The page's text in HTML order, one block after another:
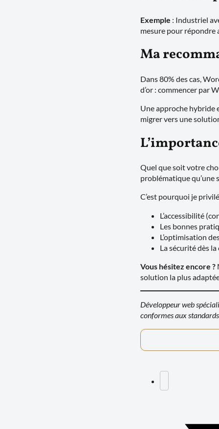
Exemple : Industriel
mesure pour répondre
Ma
Dans 80% des cas,
d’or : commencer par
Une approche hybride
migrer vers une
Quel que soit votre
problématique qu’une
C’est pourquoi je
L’accessibilité
Les bonnes
L’optimisation
La sécurité dès
Vous hésitez encore ?
solution la plus
Développeur web
conformes aux